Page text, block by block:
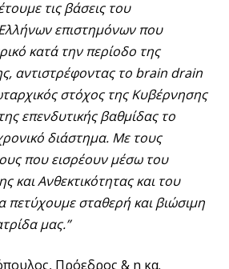
τις βάσεις του
επιστημόνων που
κατά την περίοδο της
αντιστρέφοντας το brain drain
στόχος της Κυβέρνησης
επενδυτικής βαθμίδας το
διάστημα. Με τους
που εισρέουν μέσω του
και Ανθεκτικότητας και του
πετύχουμε σταθερή και βιώσιμη
μας.”
Πρόεδρος & η κα.